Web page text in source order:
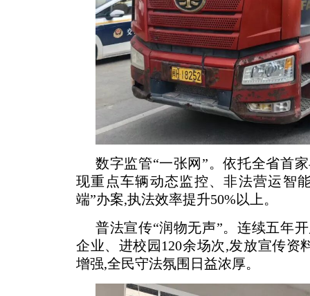
数字监管“一张网”。依托全省首
现重点车辆动态监控、非法营运智
端”办案,执法效率提升50%以上。
普法宣传“润物无声”。连续五年
企业、进校园120余场次,发放宣传资
增强,全民守法氛围日益浓厚。